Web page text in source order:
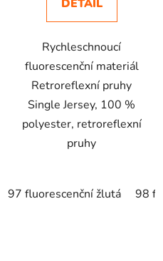
07 červená 11 oranžová
DETAIL
Rychleschnoucí
fluorescenční materiál
Retroreflexní pruhy
Single Jersey, 100 %
polyester, retroreflexní
pruhy
97 fluorescenční žlutá 98